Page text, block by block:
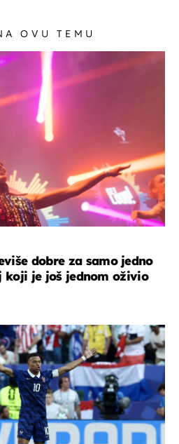
OVU TEMU
dobre za samo jedno
koji je još jednom oživio